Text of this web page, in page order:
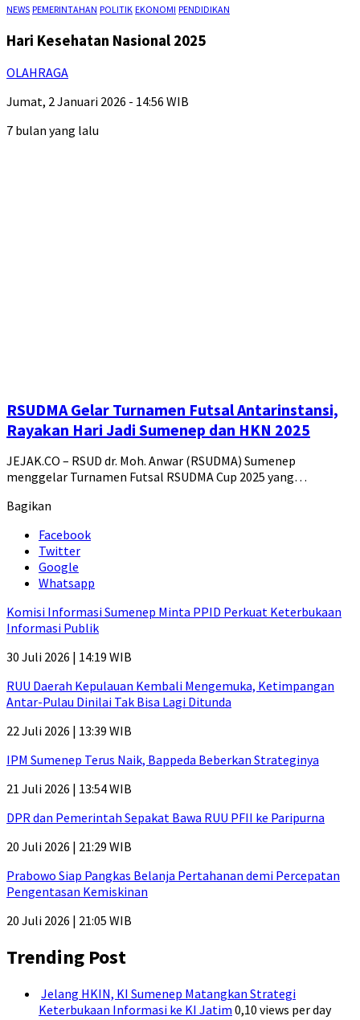
NEWS PEMERINTAHAN POLITIK EKONOMI PENDIDIKAN
Hari Kesehatan Nasional 2025
OLAHRAGA
Jumat, 2 Januari 2026 - 14:56 WIB
7 bulan yang lalu
RSUDMA Gelar Turnamen Futsal Antarinstansi,
Rayakan Hari Jadi Sumenep dan HKN 2025
JEJAK.CO – RSUD dr. Moh. Anwar (RSUDMA) Sumenep
menggelar Turnamen Futsal RSUDMA Cup 2025 yang…
Bagikan
Facebook
Twitter
Google
Whatsapp
Komisi Informasi Sumenep Minta PPID Perkuat Keterbukaan
Informasi Publik
30 Juli 2026 | 14:19 WIB
RUU Daerah Kepulauan Kembali Mengemuka, Ketimpangan
Antar-Pulau Dinilai Tak Bisa Lagi Ditunda
22 Juli 2026 | 13:39 WIB
IPM Sumenep Terus Naik, Bappeda Beberkan Strateginya
21 Juli 2026 | 13:54 WIB
DPR dan Pemerintah Sepakat Bawa RUU PFII ke Paripurna
20 Juli 2026 | 21:29 WIB
Prabowo Siap Pangkas Belanja Pertahanan demi Percepatan
Pengentasan Kemiskinan
20 Juli 2026 | 21:05 WIB
Trending Post
Jelang HKIN, KI Sumenep Matangkan Strategi
Keterbukaan Informasi ke KI Jatim 0,10 views per day